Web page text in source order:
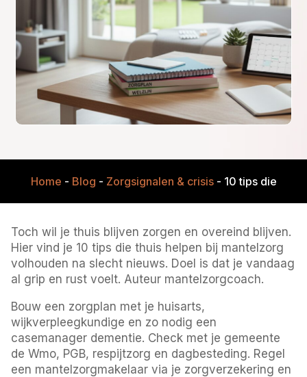
Home - Blog - Zorgsignalen & crisis- 10 tips die
Toch wil je thuis blijven zorgen en overeind blijven.
Hier vind je 10 tips die thuis helpen bij mantelzorg
volhouden na slecht nieuws. Doel is dat je vandaag
al grip en rust voelt. Auteur mantelzorgcoach.
Bouw een zorgplan met je huisarts,
wijkverpleegkundige en zo nodig een
casemanager dementie. Check met je gemeente
de Wmo, PGB, respijtzorg en dagbesteding. Regel
een mantelzorgmakelaar via je zorgverzekering en